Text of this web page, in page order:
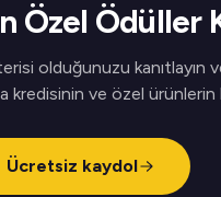
Özel Ödüller
olduğunuzu kanıtlayın
kredisinin ve özel ürünlerin
Ücretsiz kaydol